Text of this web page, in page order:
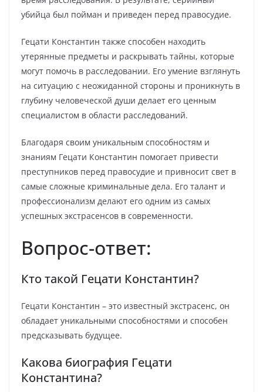
убийца был пойман и приведен перед правосудие.
Гецати Константин также способен находить
утерянные предметы и раскрывать тайны, которые
могут помочь в расследовании. Его умение взглянуть
на ситуацию с неожиданной стороны и проникнуть в
глубину человеческой души делает его ценным
специалистом в области расследований.
Благодаря своим уникальным способностям и
знаниям Гецати Константин помогает привести
преступников перед правосудие и привносит свет в
самые сложные криминальные дела. Его талант и
профессионализм делают его одним из самых
успешных экстрасенсов в современности.
Вопрос-ответ:
Кто такой Гецати Константин?
Гецати Константин – это известный экстрасенс, он
обладает уникальными способностями и способен
предсказывать будущее.
Какова биография Гецати
Константина?